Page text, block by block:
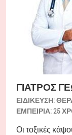
ΓΙΑΤΡΌΣ
ΕΙΔΊΚΕΥΣΗ:
ΕΜΠΕΙΡΊΑ:25
Οι τοξικές